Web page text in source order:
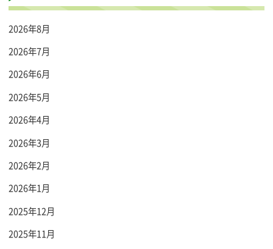
2026年8月
2026年7月
2026年6月
2026年5月
2026年4月
2026年3月
2026年2月
2026年1月
2025年12月
2025年11月